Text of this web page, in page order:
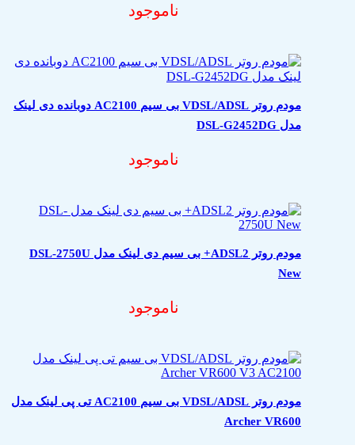
ناموجود
مودم روتر VDSL/ADSL بی سیم AC2100 دوبانده دی لینک
مدل DSL-G2452DG
ناموجود
مودم روتر ADSL2+ بی سیم دی لینک مدل DSL-2750U
New
ناموجود
مودم روتر VDSL/ADSL بی سیم AC2100 تی پی لینک مدل
Archer VR600